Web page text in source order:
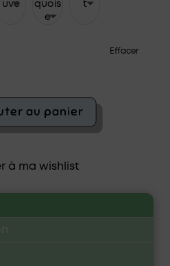
Effacer
au panier
à ma wishlist